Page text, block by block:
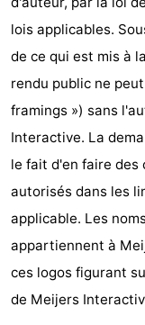
Forum
-
des
Wadden
Adresses
Médicales
Région
Friesland
lois applicables.
de ce qui est mis à
rendu public ne
framings ») sans
Interactive. La
le fait d'en faire des
autorisés dans les
applicable. Les
appartiennent à
ces logos figurant
de Meijers